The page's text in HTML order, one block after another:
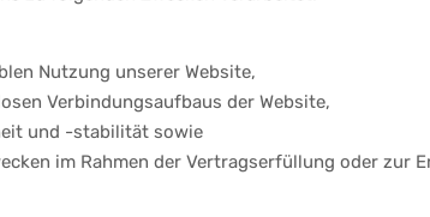
Nutzung unserer Website,
Verbindungsaufbaus der Website,
und -stabilität sowie
im Rahmen der Vertragserfüllung oder